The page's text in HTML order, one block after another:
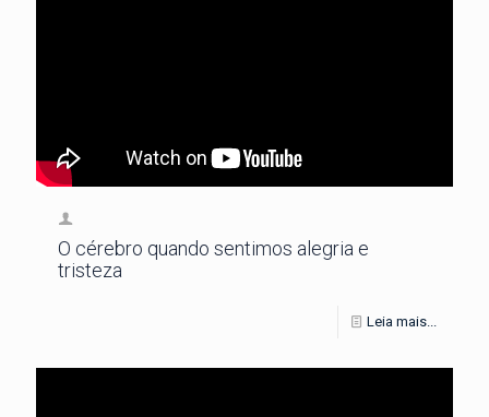
O cérebro quando sentimos alegria e
tristeza
Leia mais...